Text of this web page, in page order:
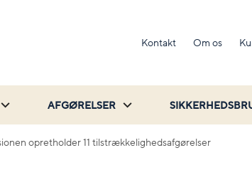
Kontakt Om os
AFGØRELSER
opretholder 11 tilstrækkelighedsafgørelser